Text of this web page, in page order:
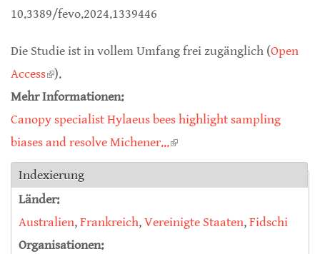
10.3389/fevo.2024.1339446
Die Studie ist in vollem Umfang frei zugänglich (Open
Access(link is external)
).
Mehr Informationen:
Canopy specialist Hylaeus bees highlight sampling
biases and resolve Michener...(link is external)
Indexierung
Länder:
Australien,Frankreich,Vereinigte Staaten,Fidschi
Organisationen: